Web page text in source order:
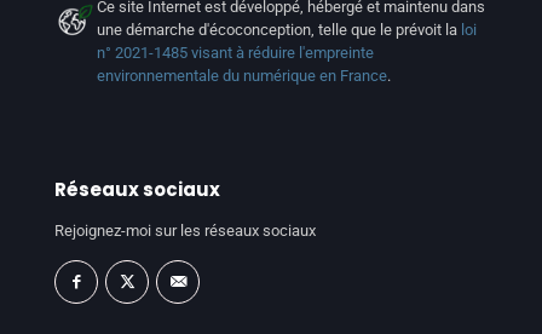
Ce site Internet est développé, hébergé et maintenu dans
une démarche d'écoconception, telle que le prévoit la loi
n° 2021-1485 visant à réduire l'empreinte
environnementale du numérique en France.
Réseaux sociaux
Rejoignez-moi sur les réseaux sociaux